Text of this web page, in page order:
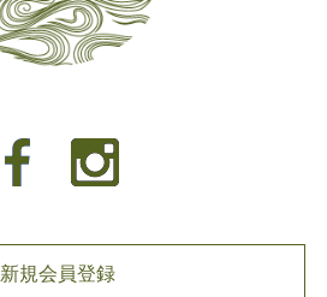
新規会員登録